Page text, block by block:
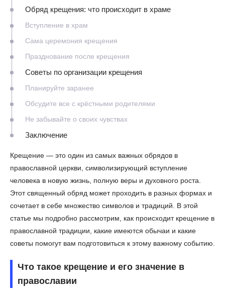
Обряд крещения: что происходит в храме
Вступление в храм
Сама церемония крещения
Празднование после крещения
Советы по организации крещения
Планируйте заранее
Обсудите все с крёстными родителями
Не забывайте о своих чувствах
Заключение
Крещение — это один из самых важных обрядов в
православной церкви, символизирующий вступление
человека в новую жизнь, полную веры и духовного роста.
Этот священный обряд может проходить в разных формах и
сочетает в себе множество символов и традиций. В этой
статье мы подробно рассмотрим, как происходит крещение в
православной традиции, какие имеются обычаи и какие
советы помогут вам подготовиться к этому важному событию.
Что такое крещение и его значение в
православии